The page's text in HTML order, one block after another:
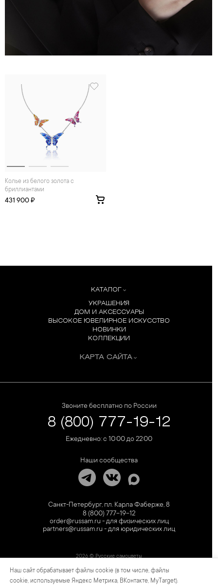
Колье из белого золота с
бриллиантами
431 900 ₽
КАТАЛОГ
УКРАШЕНИЯ
ДОМ И АКСЕССУАРЫ
ВЫСОКОЕ ЮВЕЛИРНОЕ ИСКУССТВО
НОВИНКИ
КОЛЛЕКЦИИ
КАРТА САЙТА
Звоните бесплатно по России
8 (800) 777-19-12
Ежедневно: с 10:00 до 22:00
Наши сообщества
Санкт-Петербург, пл. Карла Фаберже, 8
8 (800) 777-19-12
order@russam.ru - для физических лиц
partners@russam.ru - для юридических лиц
2026 © Русские самоцветы
Предложение не является публичной офертой. Цены на сайте и в розничной сети
могут отличаться. Информация на сайте о товаре носит рекламный характер и
Наш сайт обрабатывает файлы cookie (в том числе, файлы
cookie, используемые Яндекс Метрика, ВКонтакте, MyTarget).